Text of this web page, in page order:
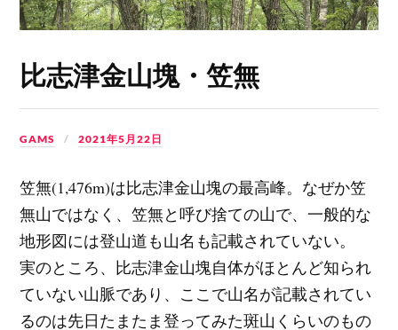
比志津金山塊・笠無
GAMS 2021年5月22日
笠無(1,476m)は比志津金山塊の最高峰。なぜか笠
無山ではなく、笠無と呼び捨ての山で、一般的な
地形図には登山道も山名も記載されていない。
実のところ、比志津金山塊自体がほとんど知られ
ていない山脈であり、ここで山名が記載されてい
るのは先日たまたま登ってみた斑山くらいのもの